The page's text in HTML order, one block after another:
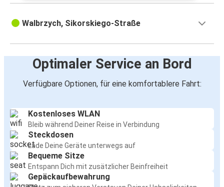
Walbrzych, Sikorskiego-Straße
Optimaler Service an Bord
Verfügbare Optionen, für eine komfortablere Fahrt:
Kostenloses WLAN
Bleib während Deiner Reise in Verbindung
Steckdosen
Lade Deine Geräte unterwegs auf
Bequeme Sitze
Entspann Dich mit zusätzlicher Beinfreiheit
Gepäckaufbewahrung